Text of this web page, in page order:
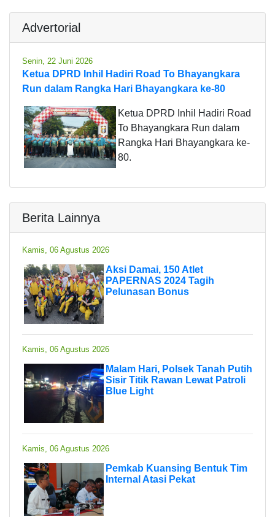
Advertorial
Senin, 22 Juni 2026
Ketua DPRD Inhil Hadiri Road To Bhayangkara
Run dalam Rangka Hari Bhayangkara ke-80
Ketua DPRD Inhil Hadiri Road
To Bhayangkara Run dalam
Rangka Hari Bhayangkara ke-
80.
Berita Lainnya
Kamis, 06 Agustus 2026
Aksi Damai, 150 Atlet
PAPERNAS 2024 Tagih
Pelunasan Bonus
Kamis, 06 Agustus 2026
Malam Hari, Polsek Tanah Putih
Sisir Titik Rawan Lewat Patroli
Blue Light
Kamis, 06 Agustus 2026
Pemkab Kuansing Bentuk Tim
Internal Atasi Pekat